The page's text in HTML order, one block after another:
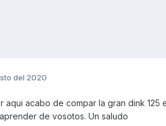
del 2020
aqui acabo de compar la gran dink 125
de vosotos. Un saludo